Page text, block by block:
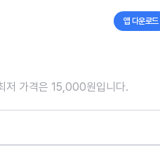
앱 다운로드
저 가격은 15,000원입니다.